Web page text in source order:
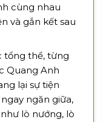
cùng nhau
và gắn kết sau
tổng thể, từng
Quang Anh
lại sự tiện
ngăn giữa,
lò nướng, lò